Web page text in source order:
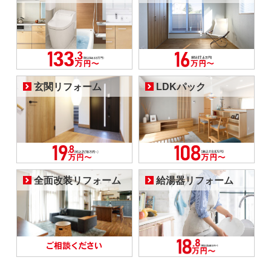
玄関リフォーム LDKパック
全面改装リフォーム 給湯器リフォーム